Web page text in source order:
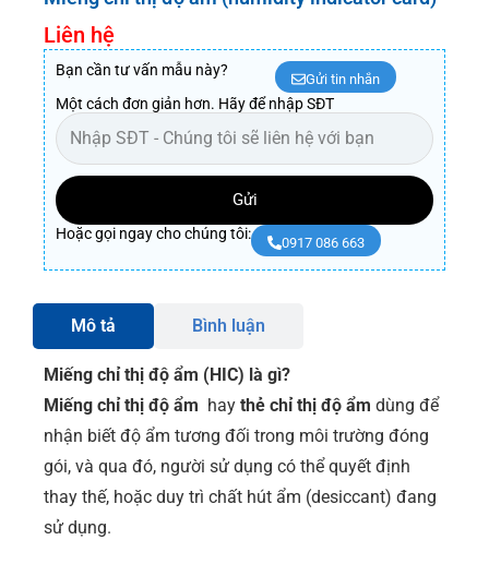
Liên hệ
Bạn cần tư vấn mẫu này?
Gửi tin nhắn
Một cách đơn giản hơn. Hãy để nhập SĐT
Gửi
Hoặc gọi ngay cho chúng tôi:
0917 086 663
Mô tả Bình luận
Miếng chỉ thị độ ẩm (HIC) là gì?
Miếng chỉ thị độ ẩm hay thẻ chỉ thị độ ẩm dùng để
nhận biết độ ẩm tương đối trong môi trường đóng
gói, và qua đó, người sử dụng có thể quyết định
thay thế, hoặc duy trì chất hút ẩm (desiccant) đang
sử dụng.